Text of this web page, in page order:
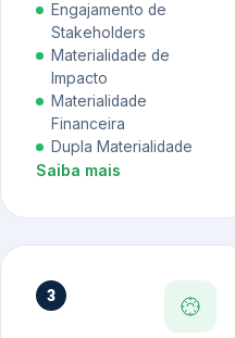
Engajamento de
Stakeholders
Materialidade de
Impacto
Materialidade
Financeira
Dupla Materialidade
Saiba mais
3